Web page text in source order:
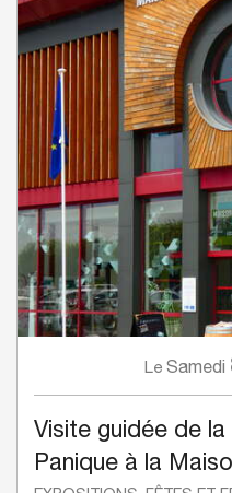
Le Samedi
Visite guidée de
Panique à la